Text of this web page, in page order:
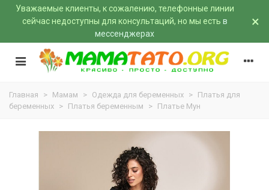
Уважаемые клиенты, к сожалению, телефонные линии
сейчас недоступны для консультаций, но мы есть в
мессенджерах
×
Главная > Мамам > Одежда для беременных > Платья для
беременных > Платья беременным > Платье Мун